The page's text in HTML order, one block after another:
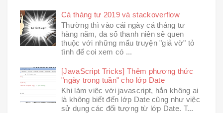
Cá tháng tư 2019 và stackoverflow
Thường thì vào cái ngày cá tháng tư
hàng năm, đa số thanh niên sẽ quen
thuộc với những mẩu truyện "giả vờ" tỏ
tình để coi xem có ...
[JavaScript Tricks] Thêm phương thức
"ngày trong tuần" cho lớp Date
Khi làm việc với javascript, hẳn không ai
là không biết đến lớp Date cũng như việc
sử dụng các đối tượng từ lớp Date. T...